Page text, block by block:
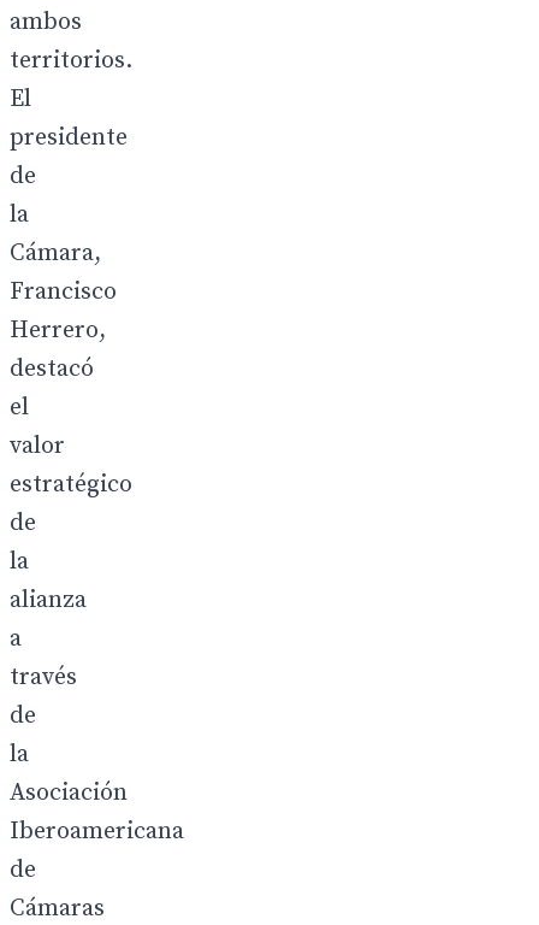
ambos
territorios.
El
presidente
de
la
Cámara,
Francisco
Herrero,
destacó
el
valor
estratégico
de
la
alianza
a
través
de
la
Asociación
Iberoamericana
de
Cámaras